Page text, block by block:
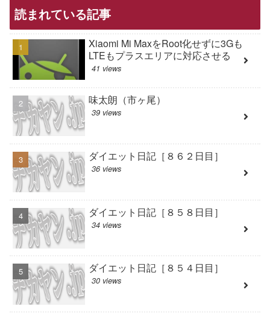
読まれている記事
Xiaomi Mi MaxをRoot化せずに3Gも
LTEもプラスエリアに対応させる
41 views
味太朗（市ヶ尾）
39 views
ダイエット日記［８６２日目］
36 views
ダイエット日記［８５８日目］
34 views
ダイエット日記［８５４日目］
30 views